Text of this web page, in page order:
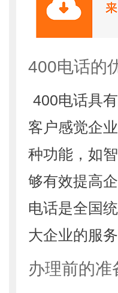
400电话的
400电话具
客户感觉企
种功能，如
够有效提高
电话是全国
大企业的服
办理前的准